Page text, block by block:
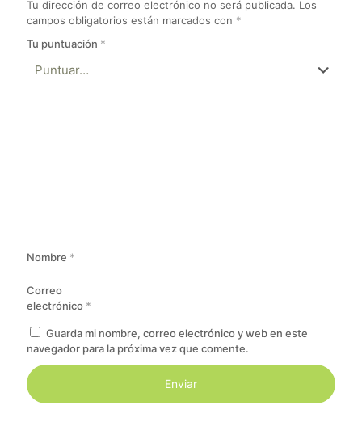
Tu dirección de correo electrónico no será publicada. Los
campos obligatorios están marcados con *
Tu puntuación *
Nombre *
Correo
electrónico *
Guarda mi nombre, correo electrónico y web en este
navegador para la próxima vez que comente.